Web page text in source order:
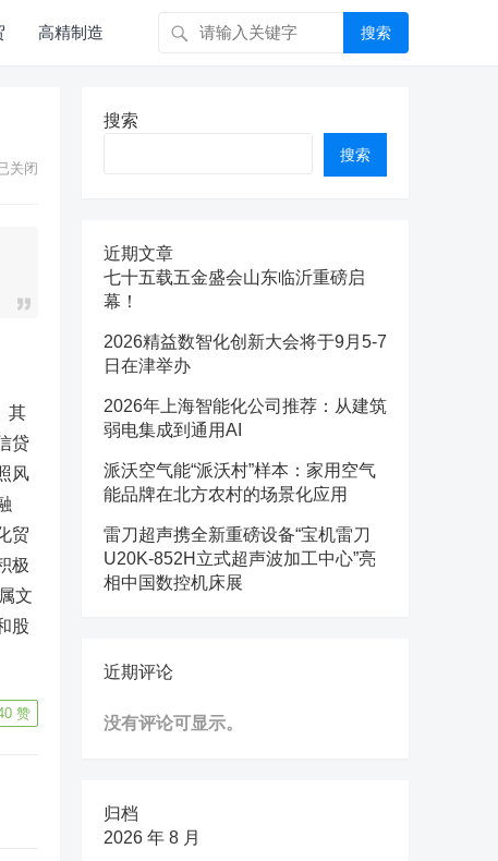
高精制造 搜索
关闭
其
贷
风
贸
极
文
股
赞
搜索
搜索
近期文章
七十五载五金盛会山东临沂重磅启
幕！
2026精益数智化创新大会将于9月5-7
日在津举办
2026年上海智能化公司推荐：从建筑
弱电集成到通用AI
派沃空气能“派沃村”样本：家用空气
能品牌在北方农村的场景化应用
雷刀超声携全新重磅设备“宝机雷刀
U20K-852H立式超声波加工中心”亮
相中国数控机床展
近期评论
没有评论可显示。
归档
2026 年 8 月